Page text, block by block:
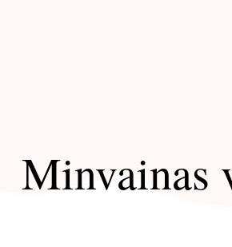
Minvainas